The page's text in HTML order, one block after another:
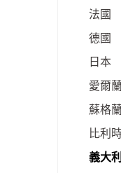
法國
德國
日本
愛爾
蘇格
比利
義大利